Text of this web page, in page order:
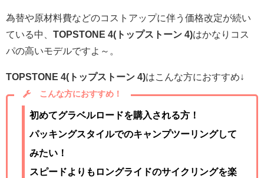
為替や原材料費などのコストアップに伴う価格改定が続い
ている中、 TOPSTONE 4(トップストーン 4)はかなりコス
パの高いモデルですよ～。
TOPSTONE 4(トップストーン 4)はこんな方におすすめ↓
こんな方におすすめ！
初めてグラベルロードを購入される方！
パッキングスタイルでのキャンプツーリングして
みたい！
スピードよりもロングライドのサイクリングを楽